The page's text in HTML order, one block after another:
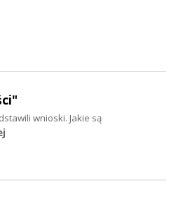
wnioski. Jakie są